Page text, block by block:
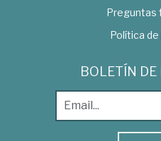
Preguntas
Política de
BOLETÍN DE